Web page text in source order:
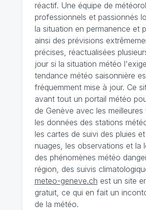
réactif. Une équipe de
professionnels et passionnés
la situation en permanence et
ainsi des prévisions
précises, réactualisées
jour si la situation météo
tendance météo saisonnière
fréquemment mise à jour. Ce
avant tout un portail météo
de Genève avec les meilleures
les données des stations
les cartes de suivi des pluies
nuages, les observations et la
des phénomènes météo
région, des suivis
meteo-geneve.ch est un site
gratuit, ce qui en fait un
de la météo.